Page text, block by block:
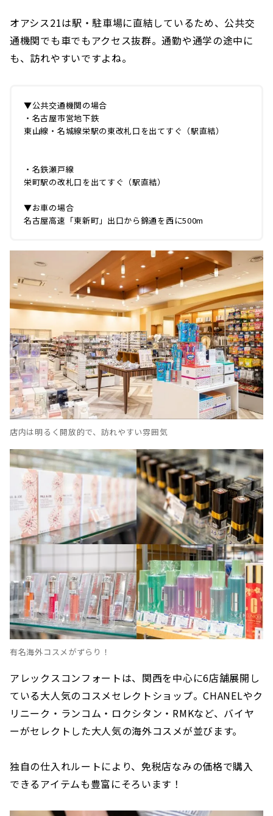
オアシス21は駅・駐車場に直結しているため、公共交
通機関でも車でもアクセス抜群。通勤や通学の途中に
も、訪れやすいですよね。
▼公共交通機関の場合
・名古屋市営地下鉄
東山線・名城線栄駅の東改札口を出てすぐ（駅直結）
・名鉄瀬戸線
栄町駅の改札口を出てすぐ（駅直結）
▼お車の場合
名古屋高速「東新町」出口から錦通を西に500m
店内は明るく開放的で、訪れやすい雰囲気
有名海外コスメがずらり！
アレックスコンフォートは、関西を中心に6店舗展開し
ている大人気のコスメセレクトショップ。CHANELやク
リニーク・ランコム・ロクシタン・RMKなど、バイヤ
ーがセレクトした大人気の海外コスメが並びます。
独自の仕入れルートにより、免税店なみの価格で購入
できるアイテムも豊富にそろいます！